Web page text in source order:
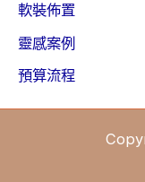
軟裝佈置
靈感案例
預算流程